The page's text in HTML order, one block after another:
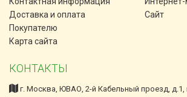
Доставка и оплата
Покупателю
Карта сайта
Сайт
КОНТАКТЫ
г. Москва, ЮВАО, 2-й Кабельный проезд, д.1,